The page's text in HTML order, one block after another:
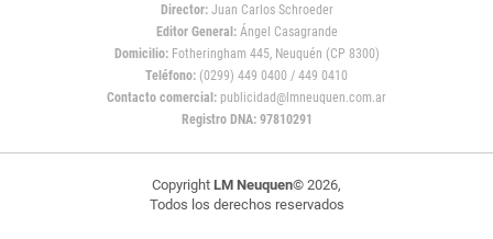
Director: Juan Carlos Schroeder
Editor General:Ángel Casagrande
Domicilio:Fotheringham 445, Neuquén (CP 8300)
Teléfono: (0299) 449 0400 / 449 0410
Contacto comercial: publicidad@lmneuquen.com.ar
Registro DNA: 97810291
Copyright LM Neuquen© 2026,
Todos los derechos reservados